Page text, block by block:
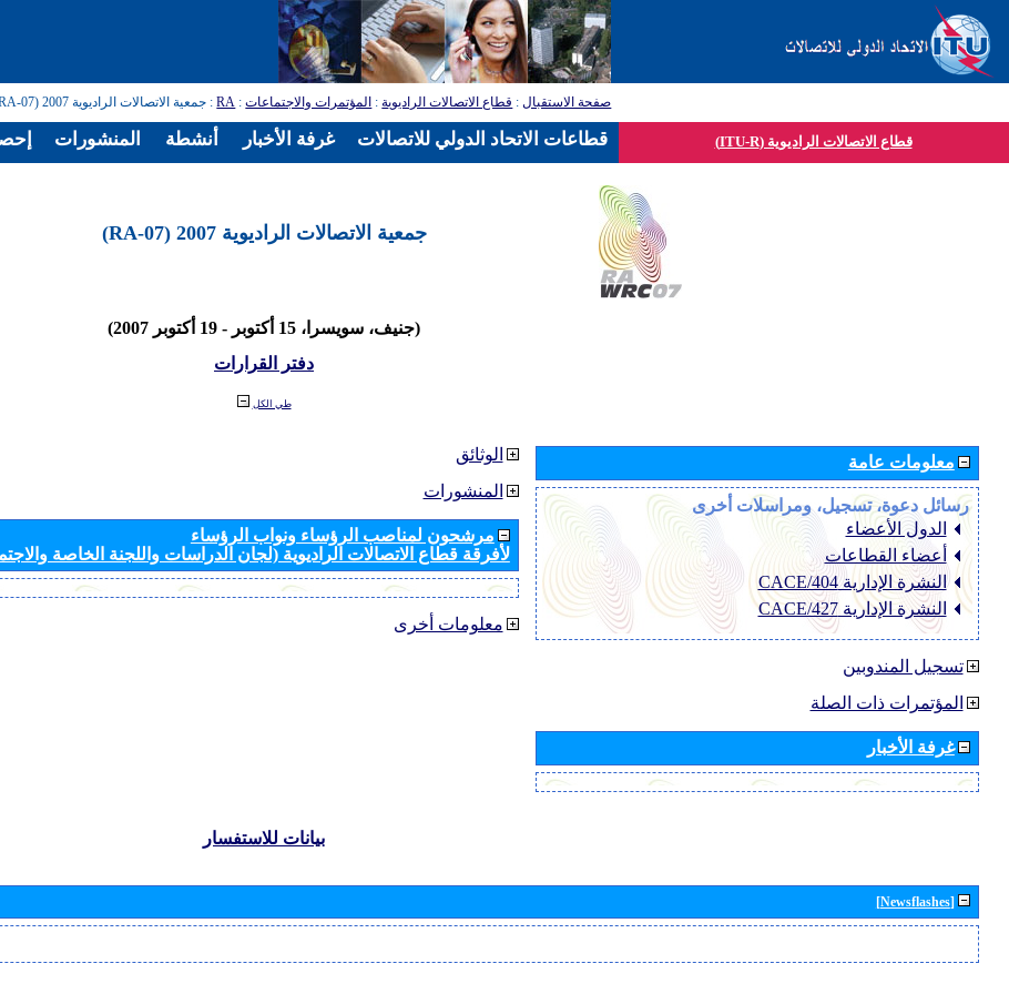
صفحة الاستقبال: قطاع الاتصالات الراديوية: المؤتمرات والاجتماعات:
RA: جمعية الاتصالات الراديوية 2007 (RA-07)
قطاع الاتصالات الراديوية (ITU-R)
جمعية الاتصالات الراديوية 2007 (RA-07)
(جنيف، سويسرا، 15 أكتوبر - 19 أكتوبر 2007)
دفتر القرارات
طي الكل
الوثائق
المنشورات
مرشحون لمناصب الرؤساء ونواب الرؤساء
لأفرقة قطاع الاتصالات الراديوية (لجان الدراسات واللجنة الخاصة
معلومات أخرى
معلومات عامة
رسائل دعوة، تسجيل، ومراسلات أخرى
الدول الأعضاء
أعضاء القطاعات
النشرة الإدارية CACE/404
النشرة الإدارية CACE/427
تسجيل المندوبين
المؤتمرات ذات الصلة
غرفة الأخبار
بيانات للاستفسار
[Newsflashes]
المنشورات أنشطة غرفة الأخبار قطاعات الاتحاد الدولي للاتصالات